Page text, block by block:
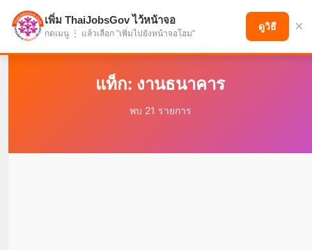
แบ่งปันโอกาส เพื่ออนาคตที่ก้าวหน้า
แท็ก: งานธนาคาร
พบ 21 รายการ
เพิ่ม ThaiJobsGov ไว้หน้าจอ
กดเมนู ⋮ แล้วเลือก "เพิ่มไปยังหน้าจอโฮม"
ดูวิธี ×